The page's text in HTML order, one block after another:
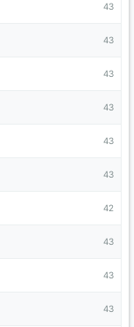
43
43
43
43
43
43
42
43
43
43